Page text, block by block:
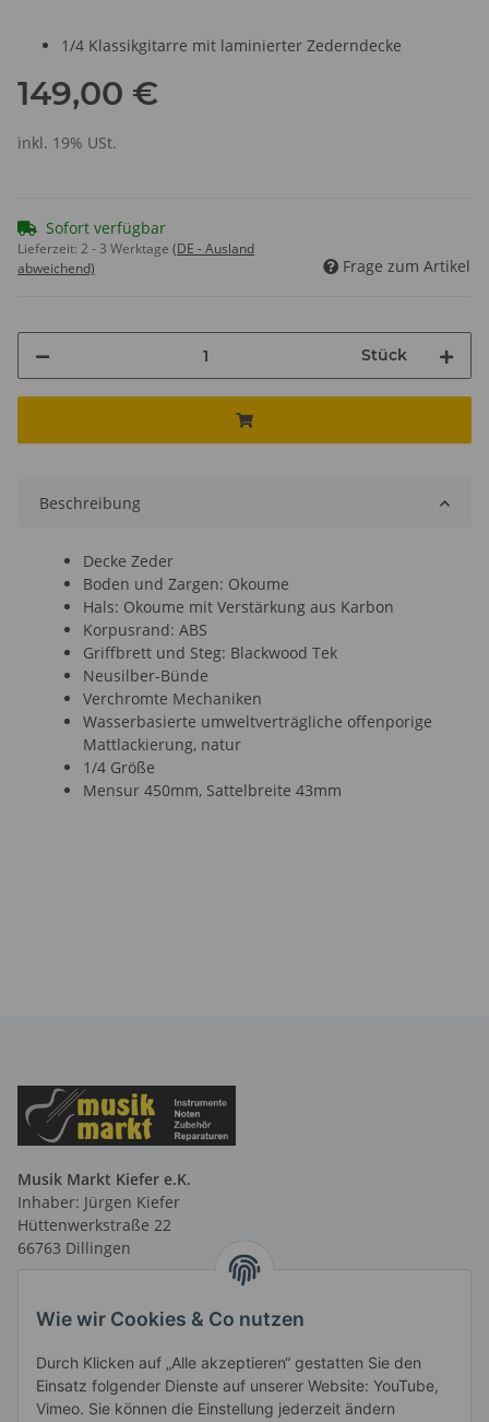
Wie wir Cookies & Co nutzen
Durch Klicken auf „Alle akzeptieren“ gestatten Sie den
Einsatz folgender Dienste auf unserer Website: YouTube,
Vimeo. Sie können die Einstellung jederzeit ändern
1/4 Klassikgitarre mit laminierter Zederndecke
149,00 €
inkl. 19% USt.
Sofort verfügbar
Lieferzeit: 2 - 3 Werktage (DE - Ausland
abweichend)
Frage zum Artikel
Stück
Beschreibung
Decke Zeder
Boden und Zargen: Okoume
Hals: Okoume mit Verstärkung aus Karbon
Korpusrand: ABS
Griffbrett und Steg: Blackwood Tek
Neusilber-Bünde
Verchromte Mechaniken
Wasserbasierte umweltverträgliche offenporige
Mattlackierung, natur
1/4 Größe
Mensur 450mm, Sattelbreite 43mm
Musik Markt Kiefer e.K.
Inhaber: Jürgen Kiefer
Hüttenwerkstraße 22
66763 Dillingen
Telefax: 06831 9 66 58 41
Öffnungszeiten:
MO-FR 13.00 - 18.00 Uhr und